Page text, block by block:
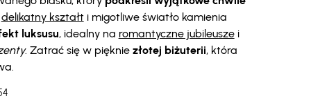
delikatny kształt i migotliwe światło kamienia
luksusu, idealny na romantyczne jubileuszei
. Zatrać się w pięknie złotej biżuterii, która